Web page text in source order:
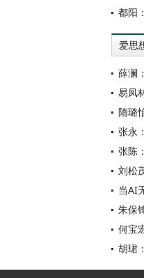
都阳
爱思
刘松